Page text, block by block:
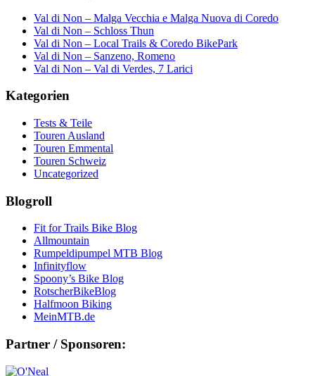
Val di Non – Malga Vecchia e Malga Nuova di Coredo
Val di Non – Schloss Thun
Val di Non – Local Trails & Coredo BikePark
Val di Non – Sanzeno, Romeno
Val di Non – Val di Verdes, 7 Larici
Kategorien
Tests & Teile
Touren Ausland
Touren Emmental
Touren Schweiz
Uncategorized
Blogroll
Fit for Trails Bike Blog
Allmountain
Rumpeldipumpel MTB Blog
Infinityflow
Spoony’s Bike Blog
RotscherBikeBlog
Halfmoon Biking
MeinMTB.de
Partner / Sponsoren: